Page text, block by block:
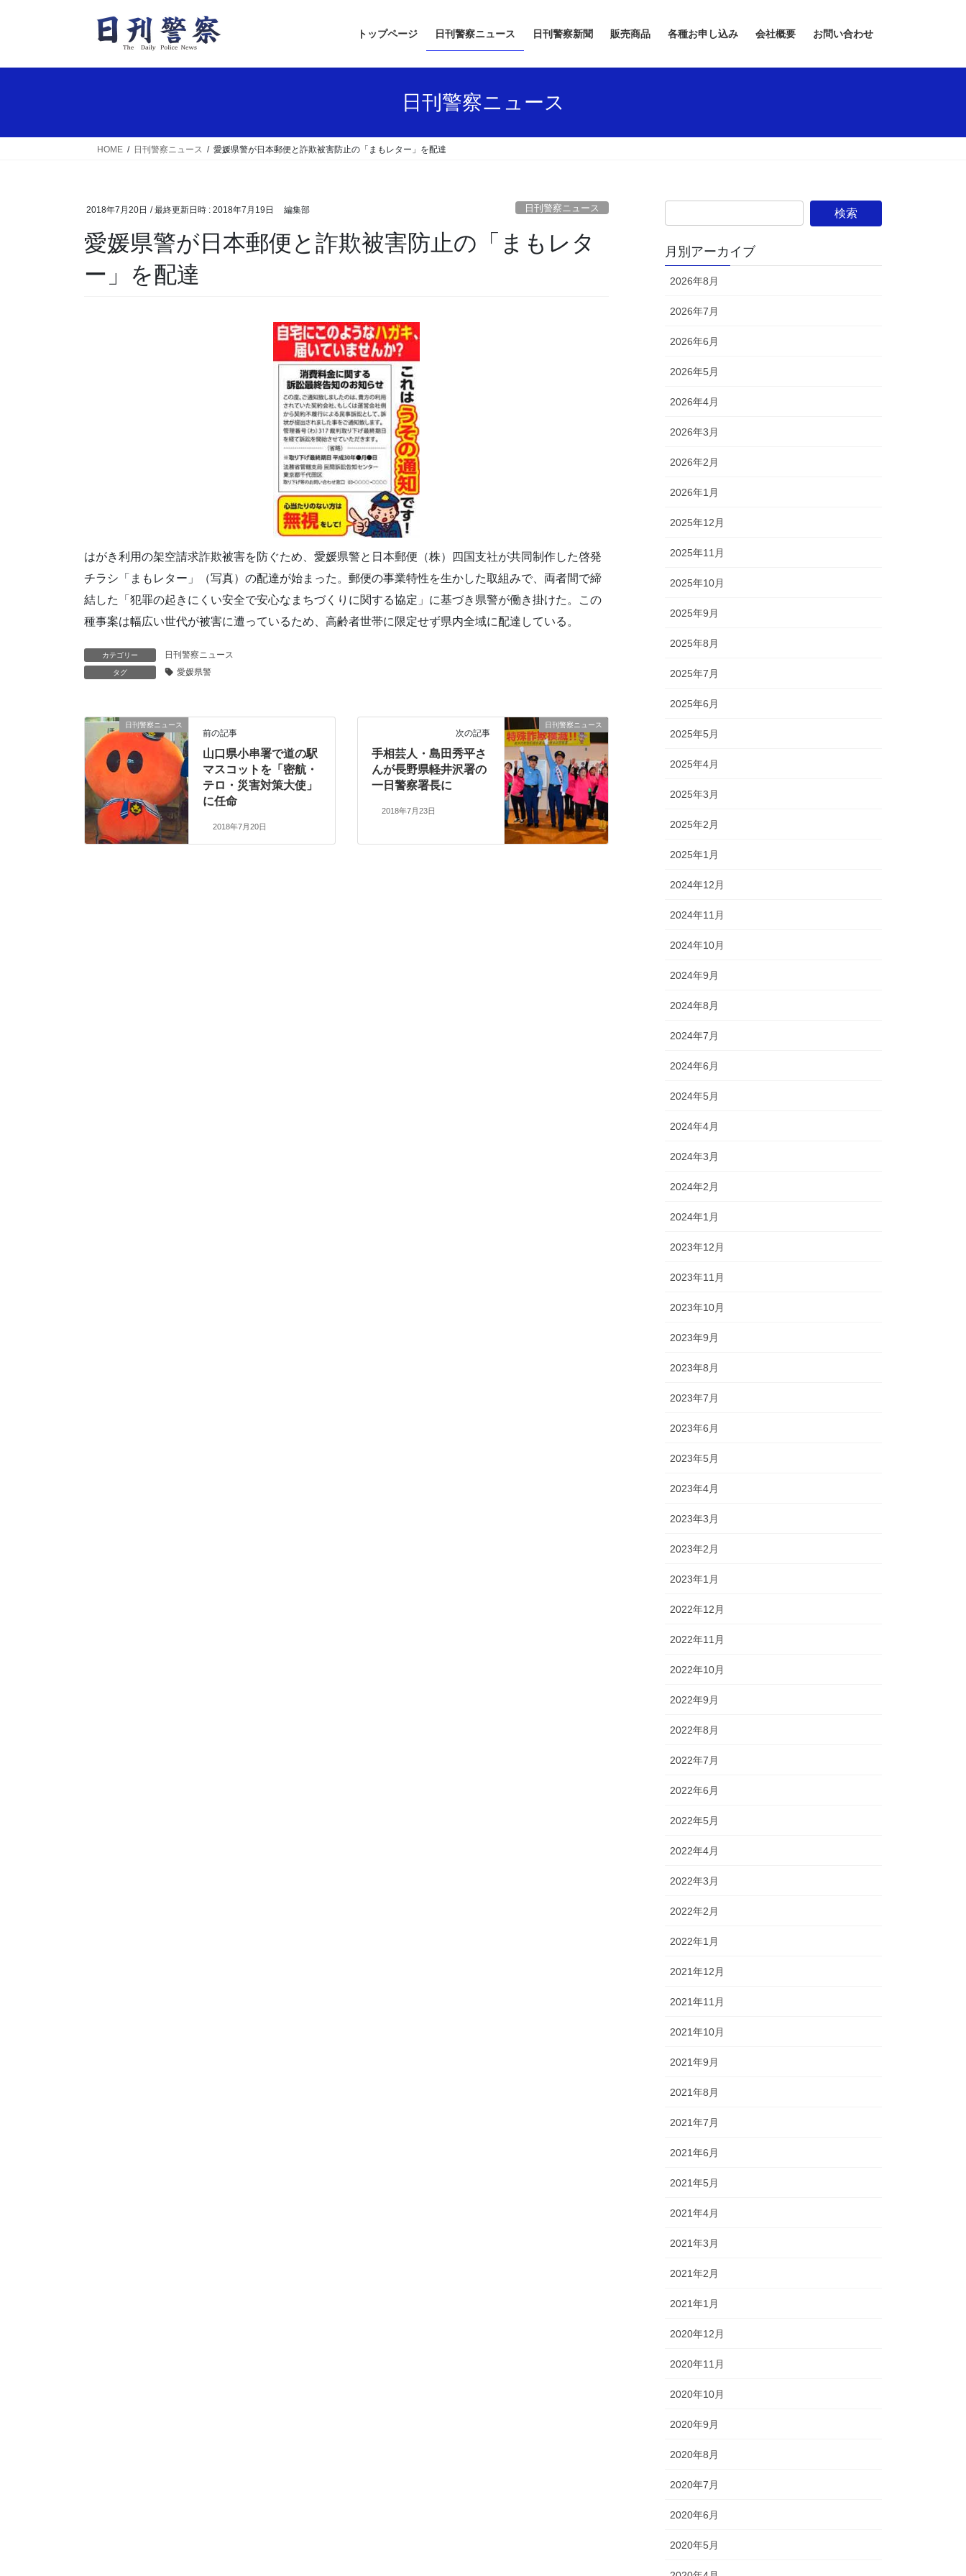
トップページ 日刊警察ニュース 日刊警察新聞 販売商品 各種お申し込み 会社概要 お問い合わせ
日刊警察ニュース
HOME 日刊警察ニュース 愛媛県警が日本郵便と詐欺被害防止の「まもレター」を配達
2018年7月20日 / 最終更新日時 : 2018年7月19日 編集部 日刊警察ニュース
愛媛県警が日本郵便と詐欺被害防止の「まもレタ
ー」を配達
はがき利用の架空請求詐欺被害を防ぐため、愛媛県警と日本郵便（株）四国支社が共同制作した啓発
チラシ「まもレター」（写真）の配達が始まった。郵便の事業特性を生かした取組みで、両者間で締
結した「犯罪の起きにくい安全で安心なまちづくりに関する協定」に基づき県警が働き掛けた。この
種事案は幅広い世代が被害に遭っているため、高齢者世帯に限定せず県内全域に配達している。
カテゴリー 日刊警察ニュース
タグ 愛媛県警
日刊警察ニュース
前の記事
山口県小串署で道の駅
マスコットを「密航・
テロ・災害対策大使」
に任命
2018年7月20日
日刊警察ニュース
次の記事
手相芸人・島田秀平さ
んが長野県軽井沢署の
一日警察署長に
2018年7月23日
月別アーカイブ
2026年8月
2026年7月
2026年6月
2026年5月
2026年4月
2026年3月
2026年2月
2026年1月
2025年12月
2025年11月
2025年10月
2025年9月
2025年8月
2025年7月
2025年6月
2025年5月
2025年4月
2025年3月
2025年2月
2025年1月
2024年12月
2024年11月
2024年10月
2024年9月
2024年8月
2024年7月
2024年6月
2024年5月
2024年4月
2024年3月
2024年2月
2024年1月
2023年12月
2023年11月
2023年10月
2023年9月
2023年8月
2023年7月
2023年6月
2023年5月
2023年4月
2023年3月
2023年2月
2023年1月
2022年12月
2022年11月
2022年10月
2022年9月
2022年8月
2022年7月
2022年6月
2022年5月
2022年4月
2022年3月
2022年2月
2022年1月
2021年12月
2021年11月
2021年10月
2021年9月
2021年8月
2021年7月
2021年6月
2021年5月
2021年4月
2021年3月
2021年2月
2021年1月
2020年12月
2020年11月
2020年10月
2020年9月
2020年8月
2020年7月
2020年6月
2020年5月